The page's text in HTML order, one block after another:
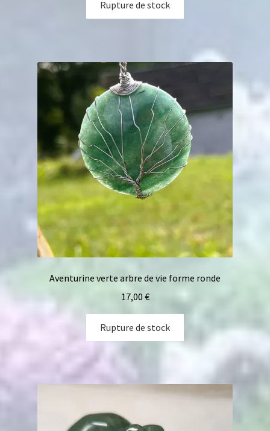
Rupture de stock
Aventurine verte arbre de vie forme ronde
17,00 €
Rupture de stock